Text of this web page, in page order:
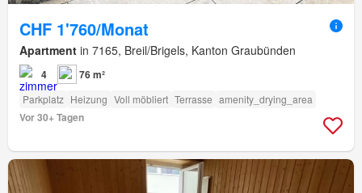
CHF 1'760/Monat
Apartment in 7165, Breil/Brigels, Kanton Graubünden
4 76 m²
Parkplatz Heizung Voll möbliert Terrasse amenity_drying_area
Vor 30+ Tagen